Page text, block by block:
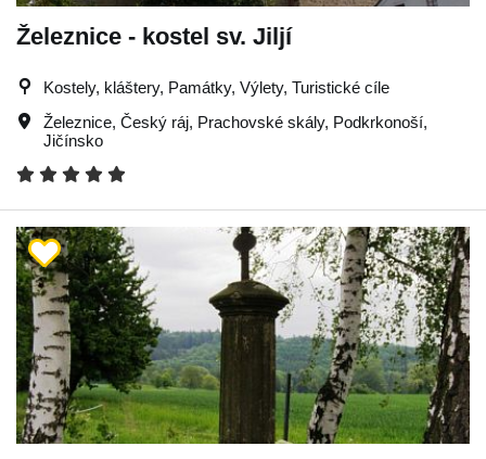
Železnice - kostel sv. Jiljí
Kostely, kláštery, Památky, Výlety, Turistické cíle
Železnice, Český ráj, Prachovské skály, Podkrkonoší,
Jičínsko